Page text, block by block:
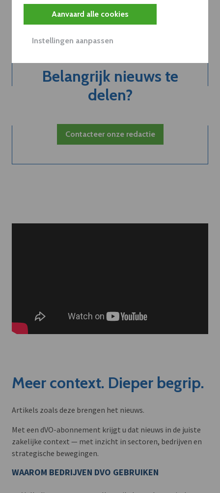
Aanvaard alle cookies
Instellingen aanpassen
Neem dVO Leads
Belangrijk nieuws te
delen?
Contacteer onze redactie
Meer context. Dieper begrip.
Artikels zoals deze brengen het nieuws.
Met een dVO-abonnement krijgt u dat nieuws in de juiste
zakelijke context — met inzicht in sectoren, bedrijven en
strategische bewegingen.
WAAROM BEDRIJVEN DVO GEBRUIKEN